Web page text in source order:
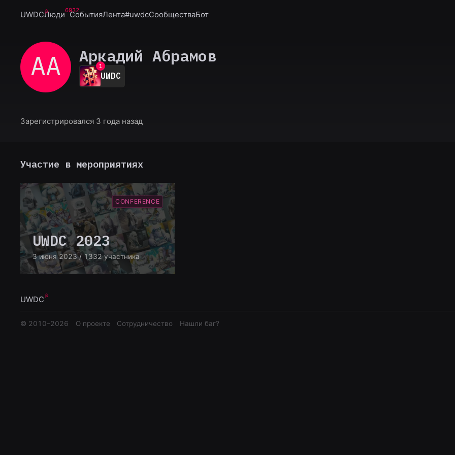
UWDCЛюди6932
СобытияЛента#uwdcСообществаБот
АА Аркадий Абрамов
0
1
2
3
7
UWDC
Зарегистрировался 3 года назад
Участие в мероприятиях
CONFERENCE
UWDC 2023
3 июня 2023 / 1332 участника
UWDC
© 2010–2026 О проекте Сотрудничество Нашли баг?